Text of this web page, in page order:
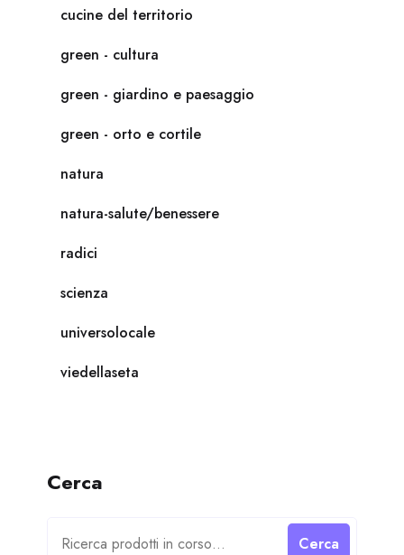
cucine del territorio
green - cultura
green - giardino e paesaggio
green - orto e cortile
natura
natura-salute/benessere
radici
scienza
universolocale
viedellaseta
Cerca
Cerca